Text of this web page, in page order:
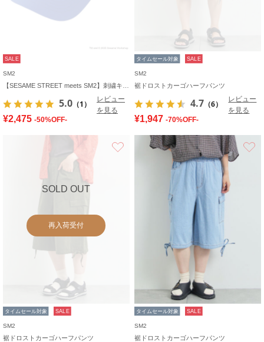
SALE
SM2
5.0 （1）
レビュー
を見る
¥2,475 -50%OFF-
タイムセール対象 SALE
SM2
裾ドロストカーゴハーフパンツ
4.7 （6）
レビュー
を見る
¥1,947 -70%OFF-
SOLD OUT
再入荷受付
お気に入り
タイムセール対象 SALE
SM2
裾ドロストカーゴハーフパンツ
タイムセール対象 SALE
SM2
裾ドロストカーゴハーフパンツ